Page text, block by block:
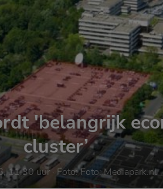
'belangrijk
cluster’
11.30 uur· Foto:Foto: Mediapark.nl